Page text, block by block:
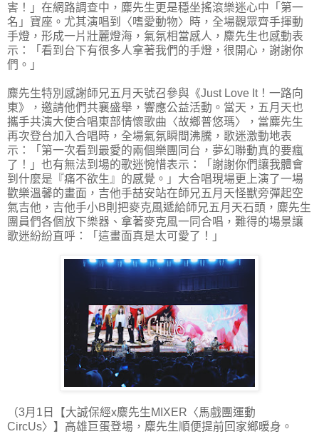
害！」在網路調查中，麋先生更是穩坐搖滾樂迷心中「第一
名」寶座。尤其演唱到〈嗜愛動物〉時，全場觀眾齊手揮動
手燈，形成一片壯麗燈海，氣氛相當感人，麋先生也感動表
示：「看到台下有很多人拿著我們的手燈，很開心，謝謝你
們。」
麋先生特別感謝師兄五月天號召參與《Just Love It！一路向
東》，邀請他們共襄盛舉，響應公益活動。當天，五月天也
攜手共演大使合唱東部情懷歌曲〈故鄉普悠瑪〉，當麋先生
再次登台加入合唱時，全場氣氛瞬間沸騰，歌迷激動地表
示：「第一次看到最愛的兩個樂團同台，夢幻聯動真的要瘋
了！」也有無法到場的歌迷惋惜表示：「謝謝你們讓我體會
到什麼是『痛不欲生』的感覺。」大合唱現場更上演了一場
歡樂溫馨的畫面，吉他手喆安站在師兄五月天怪獸旁彈起空
氣吉他，吉他手小B則把麥克風遞給師兄五月天石頭，麋先生
團員們各個放下樂器、拿著麥克風一同合唱，難得的場景讓
歌迷紛紛直呼：「這畫面真是太可愛了！」
（3月1日【大誠保經x麋先生MIXER〈馬戲團運動
CircUs〉】高雄巨蛋登場，麋先生順便提前回家鄉暖身。